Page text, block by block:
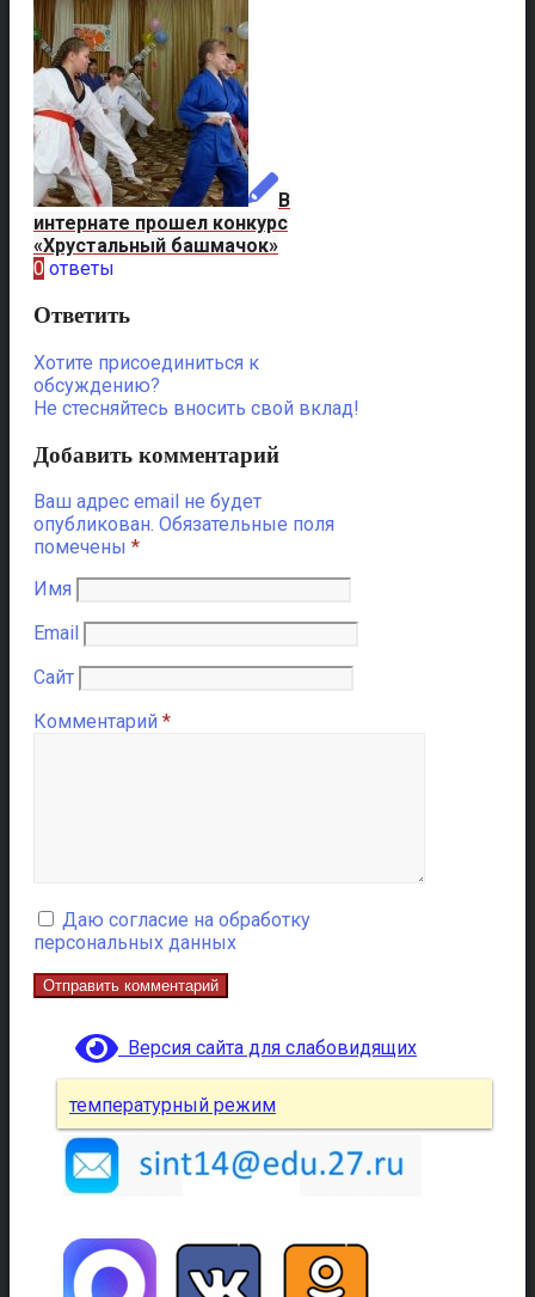
В
интернате прошел конкурс
«Хрустальный башмачок»
0 ответы
Ответить
Хотите присоединиться к
обсуждению?
Не стесняйтесь вносить свой вклад!
Добавить комментарий
Ваш адрес email не будет
опубликован. Обязательные поля
помечены *
Имя
Email
Сайт
Комментарий *
Даю согласие на обработку
персональных данных
Версия сайта для слабовидящих
температурный режим